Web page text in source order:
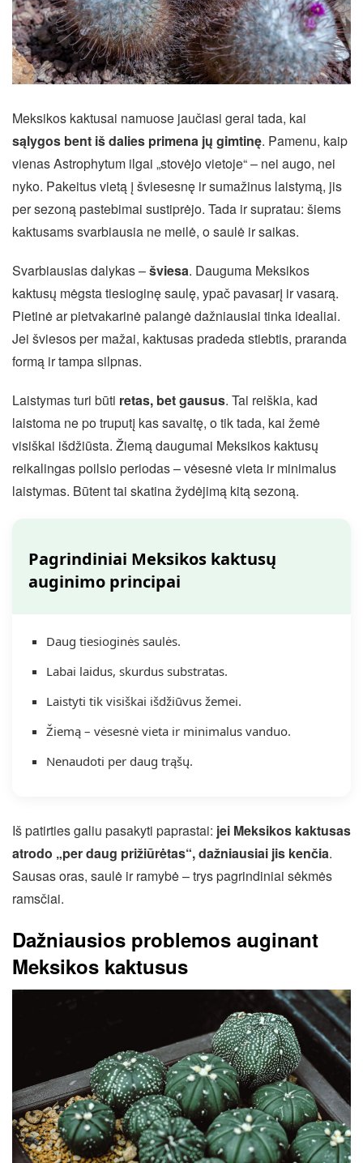
Meksikos kaktusai namuose jaučiasi gerai tada, kai
sąlygos bent iš dalies primena jų gimtinę. Pamenu, kaip
vienas Astrophytum ilgai „stovėjo vietoje“ – nei augo, nei
nyko. Pakeitus vietą į šviesesnę ir sumažinus laistymą, jis
per sezoną pastebimai sustiprėjo. Tada ir supratau: šiems
kaktusams svarbiausia ne meilė, o saulė ir saikas.
Svarbiausias dalykas –šviesa. Dauguma Meksikos
kaktusų mėgsta tiesioginę saulę, ypač pavasarį ir vasarą.
Pietinė ar pietvakarinė palangė dažniausiai tinka idealiai.
Jei šviesos per mažai, kaktusas pradeda stiebtis, praranda
formą ir tampa silpnas.
Laistymas turi būti retas, bet gausus. Tai reiškia, kad
laistoma ne po truputį kas savaitę, o tik tada, kai žemė
visiškai išdžiūsta. Žiemą daugumai Meksikos kaktusų
reikalingas poilsio periodas – vėsesnė vieta ir minimalus
laistymas. Būtent tai skatina žydėjimą kitą sezoną.
Pagrindiniai Meksikos kaktusų
auginimo principai
Daug tiesioginės saulės.
Labai laidus, skurdus substratas.
Laistyti tik visiškai išdžiūvus žemei.
Žiemą – vėsesnė vieta ir minimalus vanduo.
Nenaudoti per daug trąšų.
Iš patirties galiu pasakyti paprastai: jei Meksikos kaktusas
atrodo „per daug prižiūrėtas“, dažniausiai jis kenčia.
Sausas oras, saulė ir ramybė – trys pagrindiniai sėkmės
ramsčiai.
Dažniausios problemos auginant
Meksikos kaktusus